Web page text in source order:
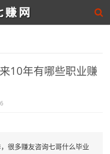
10年有哪些职业赚
很多赚友咨询七哥什么毕业